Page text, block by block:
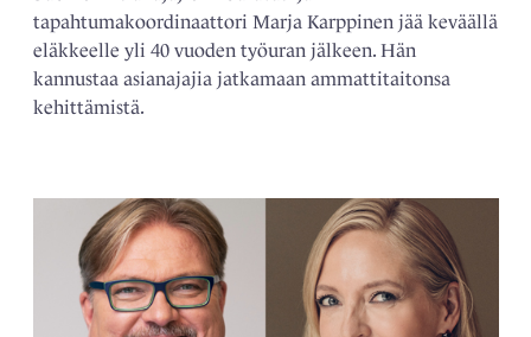
tapahtumakoordinaattori Marja Karppinen jää keväällä
eläkkeelle yli 40 vuoden työuran jälkeen. Hän
kannustaa asianajajia jatkamaan ammattitaitonsa
kehittämistä.